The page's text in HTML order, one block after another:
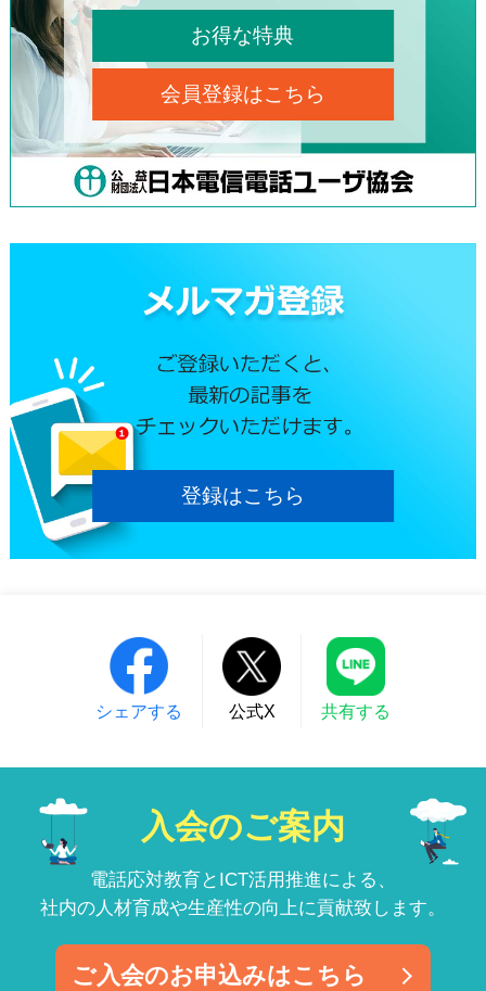
お得な特典
会員登録はこちら
登録はこちら
シェアする 公式X 共有する
入会のご案内
電話応対教育とICT活用推進による、
社内の人材育成や生産性の向上に貢献致します。
ご入会のお申込みはこちら